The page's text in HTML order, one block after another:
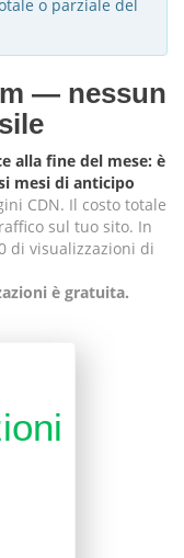
o parziale del
— nessun
alla fine del mese: è
mesi di anticipo
CDN. Il costo totale
sul tuo sito. In
di visualizzazioni di
è gratuita.